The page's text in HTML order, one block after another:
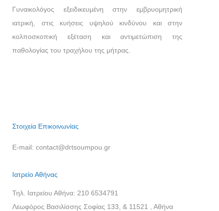
Γυναικολόγος εξειδικευμένη στην εμβρυομητρική
ιατρική, στις κυήσεις υψηλού κινδύνου και στην
κολποσκοπική εξέταση και αντιμετώπιση της
παθολογίας του τραχήλου της μήτρας.
Στοιχεία Επικοινωνίας
E-mail: contact@drtsoumpou.gr
Ιατρείο Αθήνας
Τηλ. Ιατρείου Αθήνα: 210 6534791
Λεωφόρος Βασιλίσσης Σοφίας 133, & 11521 , Αθήνα